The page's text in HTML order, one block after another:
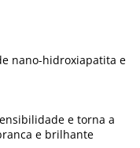
nano-hidroxiapatita e
e torna a
e brilhante